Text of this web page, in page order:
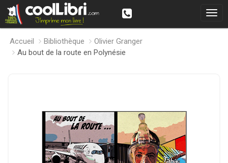
Accueil Bibliothèque
Olivier Granger
Au bout de la route en Polynésie